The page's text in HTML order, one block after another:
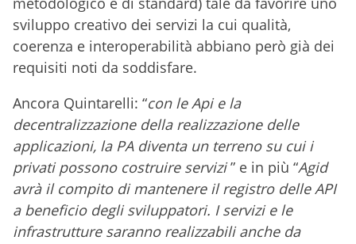
sviluppo creativo dei servizi la cui qualità,
coerenza e interoperabilità abbiano però già dei
requisiti noti da soddisfare.
Ancora Quintarelli: “con le Api e la
decentralizzazione della realizzazione delle
applicazioni, la PA diventa un terreno su cui i
privati possono costruire servizi” e in più “Agid
avrà il compito di mantenere il registro delle API
a beneficio degli sviluppatori. I servizi e le
infrastrutture saranno realizzabili anche da